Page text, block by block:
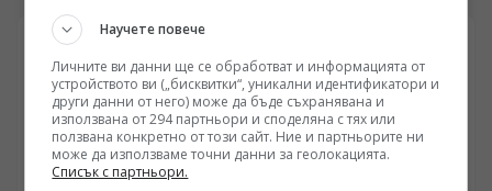
боевете при Шипка, които ще се проведат на 21
август. Беше подчертана необходимостта паметта за
подвига на българските опълченци и руските войни
да бъде съхранявана и предавана на следващите
поколения като важна част от българската
историческа памет.
Научете повече
Личните ви данни ще се обработват и информацията от
устройството ви („бисквитки“, уникални идентификатори и
други данни от него) може да бъде съхранявана и
използвана от 294 партньори и споделяна с тях или
ползвана конкретно от този сайт. Ние и партньорите ни
може да използваме точни данни за геолокацията.
Списък с партньори.